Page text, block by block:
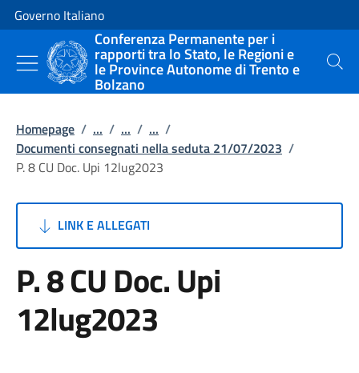
Vai al contenuto
Vai alla navigazione del sito
Governo Italiano
Conferenza Permanente per i
rapporti tra lo Stato, le Regioni e
le Province Autonome di Trento e
Bolzano
Cerca
Homepage / ... / ... / ... /
Documenti consegnati nella seduta 21/07/2023 /
P. 8 CU Doc. Upi 12lug2023
LINK E ALLEGATI
P. 8 CU Doc. Upi
12lug2023